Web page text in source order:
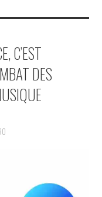
C’EST
DES